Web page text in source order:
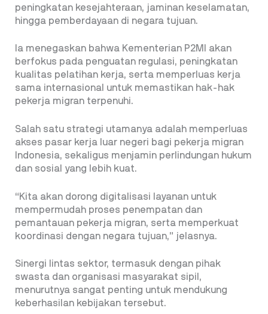
peningkatan kesejahteraan, jaminan keselamatan,
hingga pemberdayaan di negara tujuan.
Ia menegaskan bahwa Kementerian P2MI akan
berfokus pada penguatan regulasi, peningkatan
kualitas pelatihan kerja, serta memperluas kerja
sama internasional untuk memastikan hak-hak
pekerja migran terpenuhi.
Salah satu strategi utamanya adalah memperluas
akses pasar kerja luar negeri bagi pekerja migran
Indonesia, sekaligus menjamin perlindungan hukum
dan sosial yang lebih kuat.
“Kita akan dorong digitalisasi layanan untuk
mempermudah proses penempatan dan
pemantauan pekerja migran, serta memperkuat
koordinasi dengan negara tujuan,” jelasnya.
Sinergi lintas sektor, termasuk dengan pihak
swasta dan organisasi masyarakat sipil,
menurutnya sangat penting untuk mendukung
keberhasilan kebijakan tersebut.